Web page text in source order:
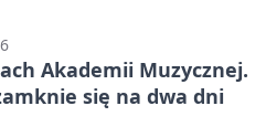
Akademii Muzycznej.
się na dwa dni